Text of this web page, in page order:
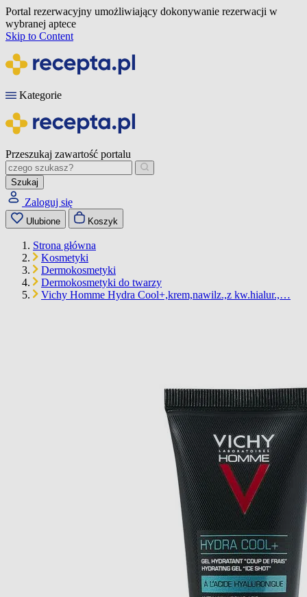
Portal rezerwacyjny umożliwiający dokonywanie rezerwacji w
wybranej aptece
Skip to Content
Kategorie
Przeszukaj zawartość portalu
Szukaj
Zaloguj się
Ulubione Koszyk
Strona główna
Kosmetyki
Dermokosmetyki
Dermokosmetyki do twarzy
Vichy Homme Hydra Cool+,krem,nawilz.,z kw.hialur.,…